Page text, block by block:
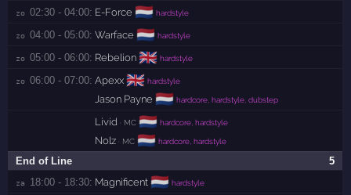
zo 02:30 - 04:00: E-Force 🇳🇱 hardstyle
zo 04:00 - 05:00: Warface 🇳🇱 hardstyle
zo 05:00 - 06:00: Rebelion 🇬🇧 hardstyle
zo 06:00 - 07:00: Apexx 🇬🇧 hardstyle
Jason Payne 🇳🇱 hardcore, hardstyle, dubstep
Livid · MC 🇳🇱 hardcore, hardstyle
Nolz · MC 🇳🇱 hardcore, hardstyle
5
End of Line
za 18:00 - 18:30: Magnificent 🇳🇱 hardstyle